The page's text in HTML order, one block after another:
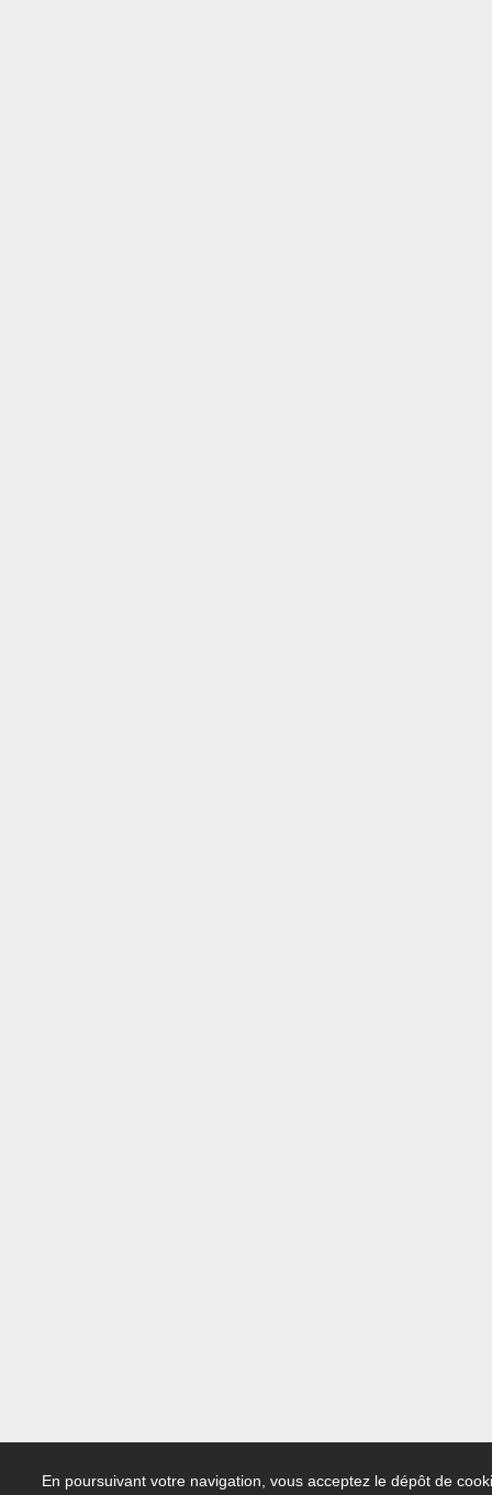
En poursuivant votre navigation, vous acceptez le dépôt de